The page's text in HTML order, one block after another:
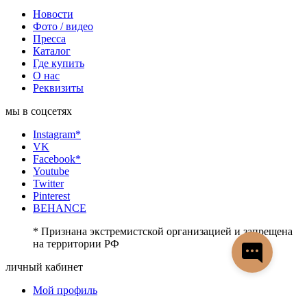
Новости
Фото / видео
Пресса
Каталог
Где купить
О нас
Реквизиты
мы в соцсетях
Instagram*
VK
Facebook*
Youtube
Twitter
Pinterest
BEHANCE
* Признана экстремистской организацией и запрещена
на территории РФ
личный кабинет
Мой профиль